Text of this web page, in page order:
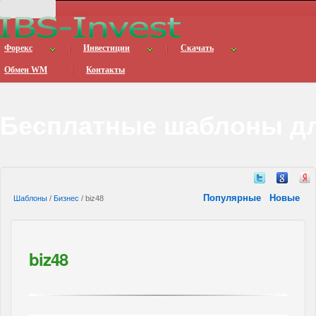
Форекс Инвестиции Скачать
Обмен WM Контакты
Шаблоны / Бизнес / biz48 Популярные Новые
biz48